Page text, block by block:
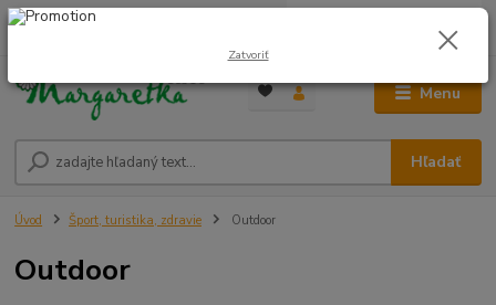
Menu
Hľadať
0948 236 042
0,00 €
Úvod Šport, turistika, zdravie Outdoor
Outdoor
Zatvoriť